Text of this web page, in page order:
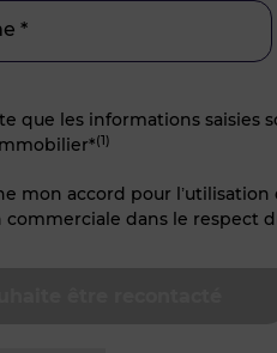
*
que les informations
(1)
mon accord pour
commerciale dans le respect